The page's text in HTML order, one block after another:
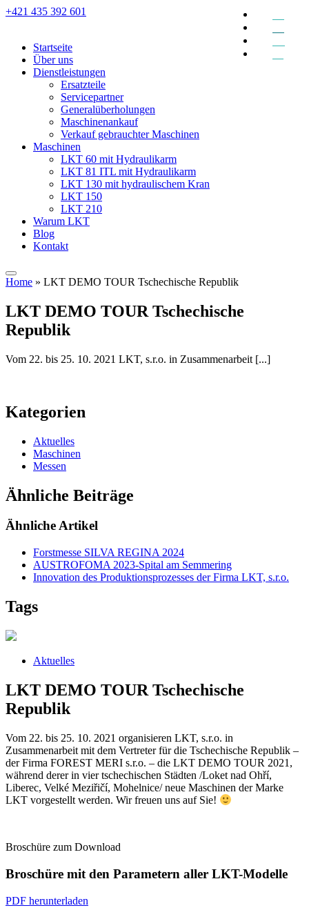
+421 435 392 601
Startseite
Über uns
Dienstleistungen
Ersatzteile
Servicepartner
Generalüberholungen
Maschinenankauf
Verkauf gebrauchter Maschinen
Maschinen
LKT 60 mit Hydraulikarm
LKT 81 ITL mit Hydraulikarm
LKT 130 mit hydraulischem Kran
LKT 150
LKT 210
Warum LKT
Blog
Kontakt
Home » LKT DEMO TOUR Tschechische Republik
LKT DEMO TOUR Tschechische
Republik
Vom 22. bis 25. 10. 2021 LKT, s.r.o. in Zusammenarbeit [...]
Kategorien
Aktuelles
Maschinen
Messen
Ähnliche Beiträge
Ähnliche Artikel
Forstmesse SILVA REGINA 2024
AUSTROFOMA 2023-Spital am Semmering
Innovation des Produktionsprozesses der Firma LKT, s.r.o.
Tags
Aktuelles
LKT DEMO TOUR Tschechische
Republik
Vom 22. bis 25. 10. 2021 organisieren LKT, s.r.o. in
Zusammenarbeit mit dem Vertreter für die Tschechische Republik –
der Firma FOREST MERI s.r.o. – die LKT DEMO TOUR 2021,
während derer in vier tschechischen Städten /Loket nad Ohří,
Liberec, Velké Meziřičí, Mohelnice/ neue Maschinen der Marke
LKT vorgestellt werden. Wir freuen uns auf Sie!
Broschüre zum Download
Broschüre mit den Parametern aller LKT-Modelle
PDF herunterladen